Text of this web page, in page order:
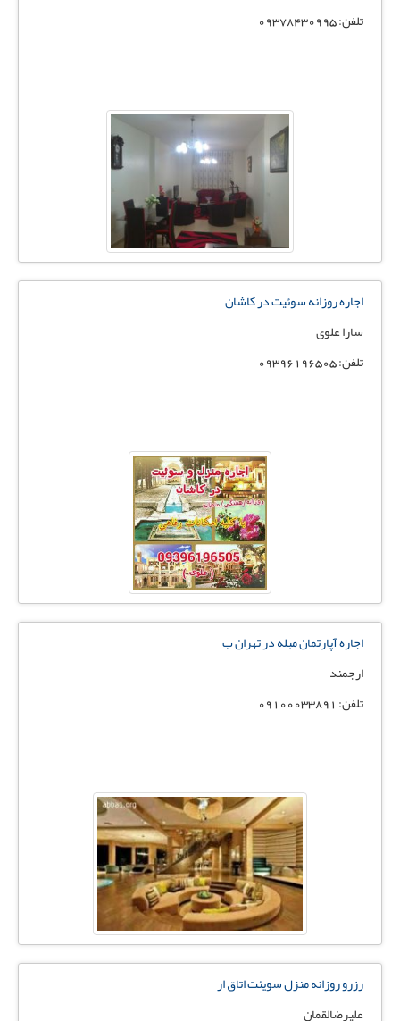
تلفن: 09378430995
اجاره روزانه سوئیت در کاشان
سارا علوی
تلفن: 09396196505
اجاره آپارتمان مبله در تهران ب
ارجمند
تلفن: 09100033891
رزرو روزانه منزل سویئت اتاق ار
علیرضالقمان